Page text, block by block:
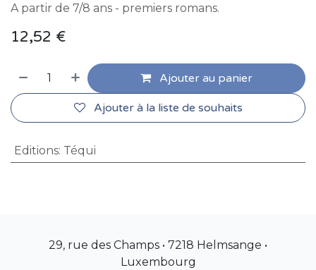
A partir de 7/8 ans - premiers romans.
12,52 €
Ajouter au panier
Ajouter à la liste de souhaits
Editions: Téqui
29, rue des Champs • 7218 Helmsange •
Luxembourg